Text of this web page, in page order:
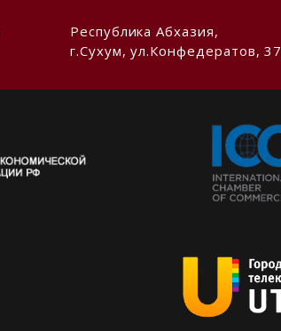
Республика Абхазия,
г.Сухум, ул.Конфедератов, 37